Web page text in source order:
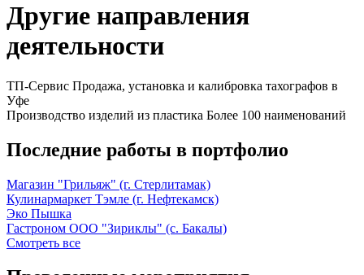
Другие направления
деятельности
ТП-Сервис Продажа, установка и калибровка тахографов в
Уфе
Производство изделий из пластика Более 100 наименований
Последние работы в портфолио
Магазин "Грильяж" (г. Стерлитамак)
Кулинармаркет Тэмле (г. Нефтекамск)
Эко Пышка
Гастроном ООО "Зириклы" (с. Бакалы)
Смотреть все